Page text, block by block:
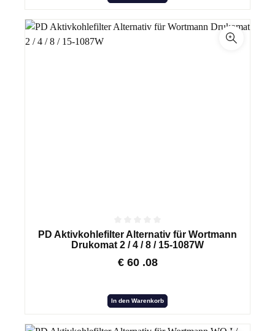
PD Aktivkohlefilter Alternativ für Wortmann
Drukomat 2 / 4 / 8 / 15-1087W
€ 60 .08
In den Warenkorb